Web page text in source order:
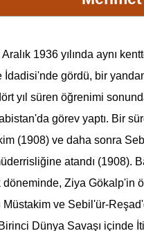
1936 yılında aynı
gördü, bir
yıl süren öğrenimi
görev yaptı. Bir
(1908) ve daha sonra
atandı
Ziya Gökalp'in
Müstakimve Sebil'ür-
Dünya Savaşı içinde